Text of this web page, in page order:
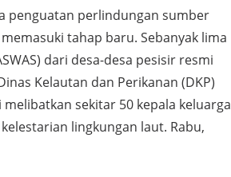
penguatan perlindungan sumber
tahap baru. Sebanyak lima
dari desa-desa pesisir resmi
Kelautan dan Perikanan (DKP)
sekitar 50 kepala keluarga
lingkungan laut. Rabu,